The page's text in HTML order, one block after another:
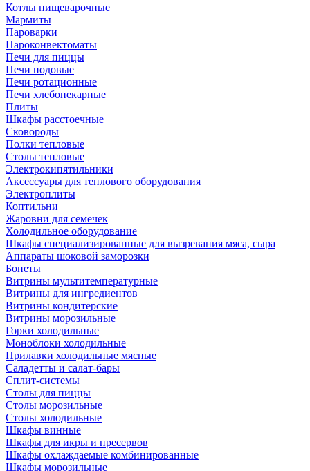
Котлы пищеварочные
Мармиты
Пароварки
Пароконвектоматы
Печи для пиццы
Печи подовые
Печи ротационные
Печи хлебопекарные
Плиты
Шкафы расстоечные
Сковороды
Полки тепловые
Столы тепловые
Электрокипятильники
Аксессуары для теплового оборудования
Электроплиты
Коптильни
Жаровни для семечек
Холодильное оборудование
Шкафы специализированные для вызревания мяса, сыра
Аппараты шоковой заморозки
Бонеты
Витрины мультитемпературные
Витрины для ингредиентов
Витрины кондитерские
Витрины морозильные
Горки холодильные
Моноблоки холодильные
Прилавки холодильные мясные
Саладетты и салат-бары
Сплит-системы
Столы для пиццы
Столы морозильные
Столы холодильные
Шкафы винные
Шкафы для икры и пресервов
Шкафы охлаждаемые комбинированные
Шкафы морозильные